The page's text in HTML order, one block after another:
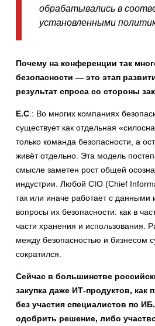
обрабатывались в
установленными
Почему на конференции так
безопасности — это этап
результат спроса со стороны
Е.С .: Во многих компаниях
существует как отдельная
только команда безопасности, а
живёт отдельно. Эта модель
смысле заметен рост общей
индустрии. Любой CIO (Chief
так или иначе работает с данными
вопросы их безопасности: как в
части хранения и использования.
между безопасностью и бизнесом
сократился.
Сейчас в большинстве
закупка даже ИТ-продуктов, как
без участия специалистов по
одобрить решение, либо